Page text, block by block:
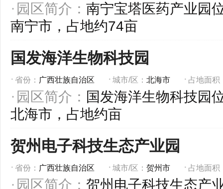
园区简介： 南宁宝塔医药产业园
南宁市，占地约74亩
国发海洋生物科技园
省份： 广西壮族自治区 城市/区： 北海市 占地面积
园区简介： 国发海洋生物科技园
北海市，占地约亩
贺州电子科技生态产业园
省份： 广西壮族自治区 城市/区： 贺州市 占地面积
园区简介： 贺州电子科技生态产